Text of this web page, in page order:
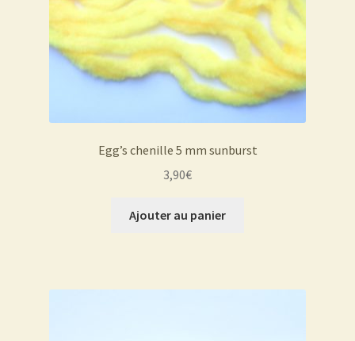
Egg’s chenille 5 mm sunburst
3,90€
Ajouter au panier